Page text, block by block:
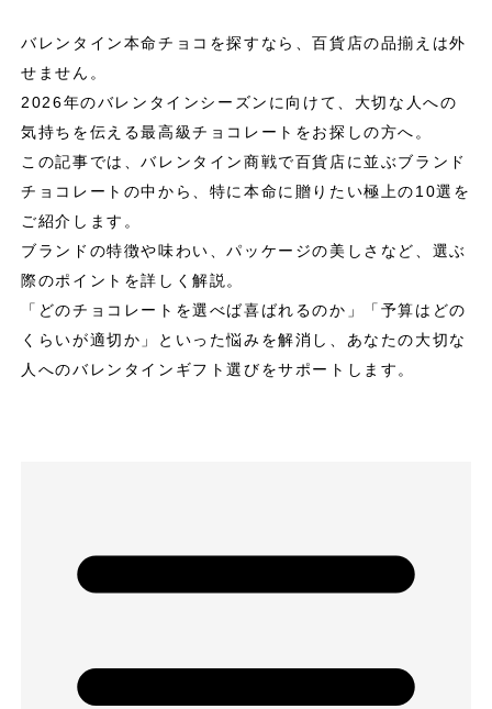
バレンタイン本命チョコを探すなら、百貨店の品揃えは外
せません。
2026年のバレンタインシーズンに向けて、大切な人への
気持ちを伝える最高級チョコレートをお探しの方へ。
この記事では、バレンタイン商戦で百貨店に並ぶブランド
チョコレートの中から、特に本命に贈りたい極上の10選を
ご紹介します。
ブランドの特徴や味わい、パッケージの美しさなど、選ぶ
際のポイントを詳しく解説。
「どのチョコレートを選べば喜ばれるのか」「予算はどの
くらいが適切か」といった悩みを解消し、あなたの大切な
人へのバレンタインギフト選びをサポートします。